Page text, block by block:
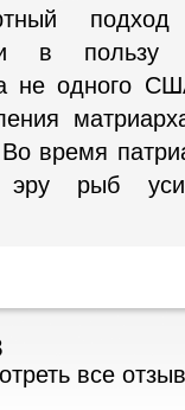
в пользу
а не одного
время
рыб
все